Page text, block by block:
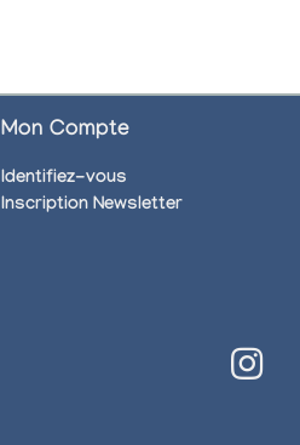
Mon Compte
Identifiez-vous
Inscription Newsletter